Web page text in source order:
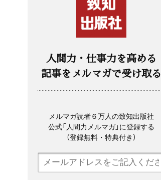
人間力・仕事力を高める
記事をメルマガで受け取る
メルマガ読者６万人の致知出版社
公式「人間力メルマガ」に登録する
（登録無料・特典付き）